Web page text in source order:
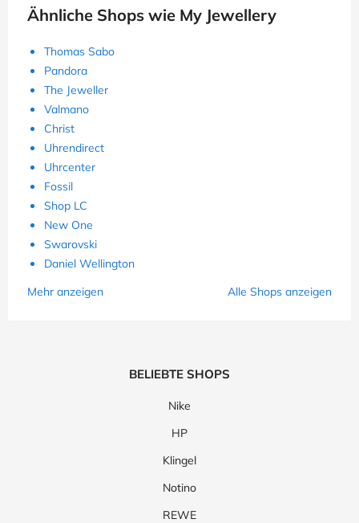
Ähnliche Shops wie My Jewellery
Thomas Sabo
Pandora
The Jeweller
Valmano
Christ
Uhrendirect
Uhrcenter
Fossil
Shop LC
New One
Swarovski
Daniel Wellington
Mehr anzeigen
Alle Shops anzeigen
BELIEBTE SHOPS
Nike
HP
Klingel
Notino
REWE